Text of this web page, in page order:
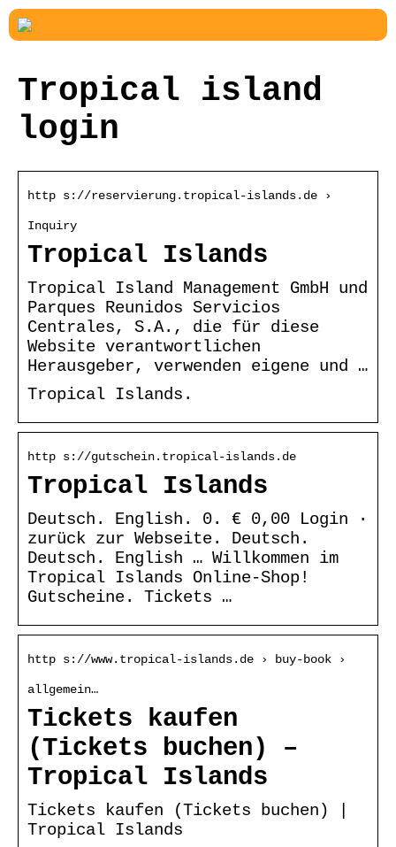
Tropical island
login
http s://reservierung.tropical-islands.de ›
Inquiry
Tropical Islands
Tropical Island Management GmbH und
Parques Reunidos Servicios
Centrales, S.A., die für diese
Website verantwortlichen
Herausgeber, verwenden eigene und …
Tropical Islands.
http s://gutschein.tropical-islands.de
Tropical Islands
Deutsch. English. 0. € 0,00 Login ·
zurück zur Webseite. Deutsch.
Deutsch. English … Willkommen im
Tropical Islands Online-Shop!
Gutscheine. Tickets …
http s://www.tropical-islands.de › buy-book ›
allgemein…
Tickets kaufen
(Tickets buchen) –
Tropical Islands
Tickets kaufen (Tickets buchen) |
Tropical Islands